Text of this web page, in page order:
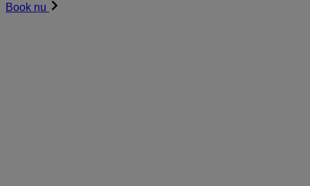
Book nu